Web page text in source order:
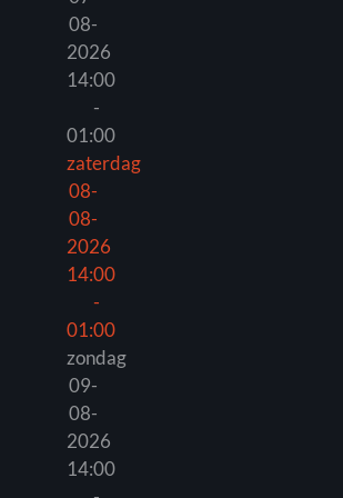
08-
2026
14:00
-
01:00
zaterdag
08-
08-
2026
14:00
-
01:00
zondag
09-
08-
2026
14:00